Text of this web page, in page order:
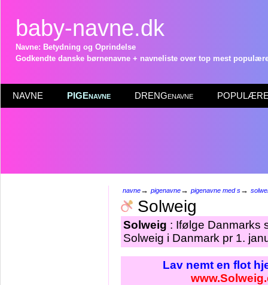
baby-navne.dk
Navne: Betydning og Oprindelse
Godkendte danske børnenavne + navneliste over top mest
NAVNE PIGEnavne DRENGenavne POPULÆRE
navne→ pigenavne→ pigenavne med s→
Solweig
Solweig : Ifølge Danmarks
Solweig i Danmark pr 1.
Lav nemt en flot